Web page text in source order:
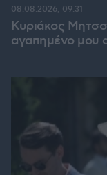
Κυριάκος
αγαπημένο μου
08.08.2026, 09:31